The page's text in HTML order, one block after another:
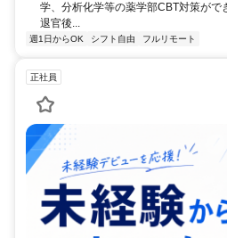
学、分析化学等の薬学部CBT対策がで
退官後...
週1日からOK シフト自由 フルリモート
正社員